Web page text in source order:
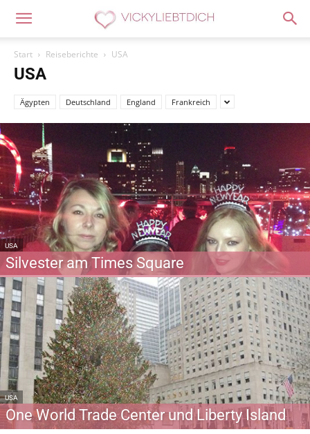
Start Reiseberichte USA
USA
Ägypten Deutschland England Frankreich
USA
Silvester am Times Square
USA
One World Trade Center und Liberty Island